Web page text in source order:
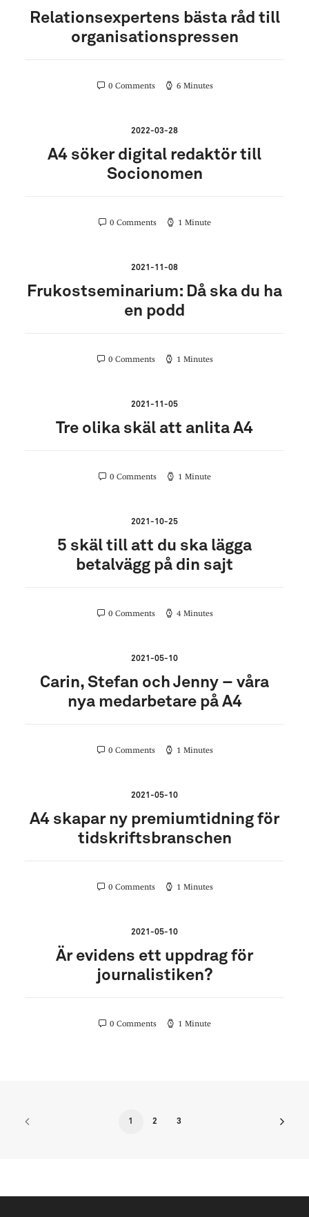
Relationsexpertens bästa råd till
organisationspressen
0 Comments 6 Minutes
2022-03-28
A4 söker digital redaktör till
Socionomen
0 Comments 1 Minute
2021-11-08
Frukostseminarium: Då ska du ha
en podd
0 Comments 1 Minutes
2021-11-05
Tre olika skäl att anlita A4
0 Comments 1 Minute
2021-10-25
5 skäl till att du ska lägga
betalvägg på din sajt
0 Comments 4 Minutes
2021-05-10
Carin, Stefan och Jenny – våra
nya medarbetare på A4
0 Comments 1 Minutes
2021-05-10
A4 skapar ny premiumtidning för
tidskriftsbranschen
0 Comments 1 Minutes
2021-05-10
Är evidens ett uppdrag för
journalistiken?
0 Comments 1 Minute
1 2 3